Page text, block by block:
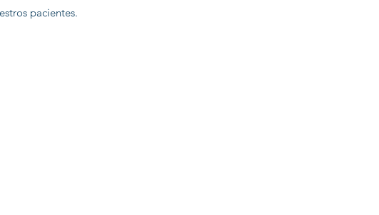
pacientes.